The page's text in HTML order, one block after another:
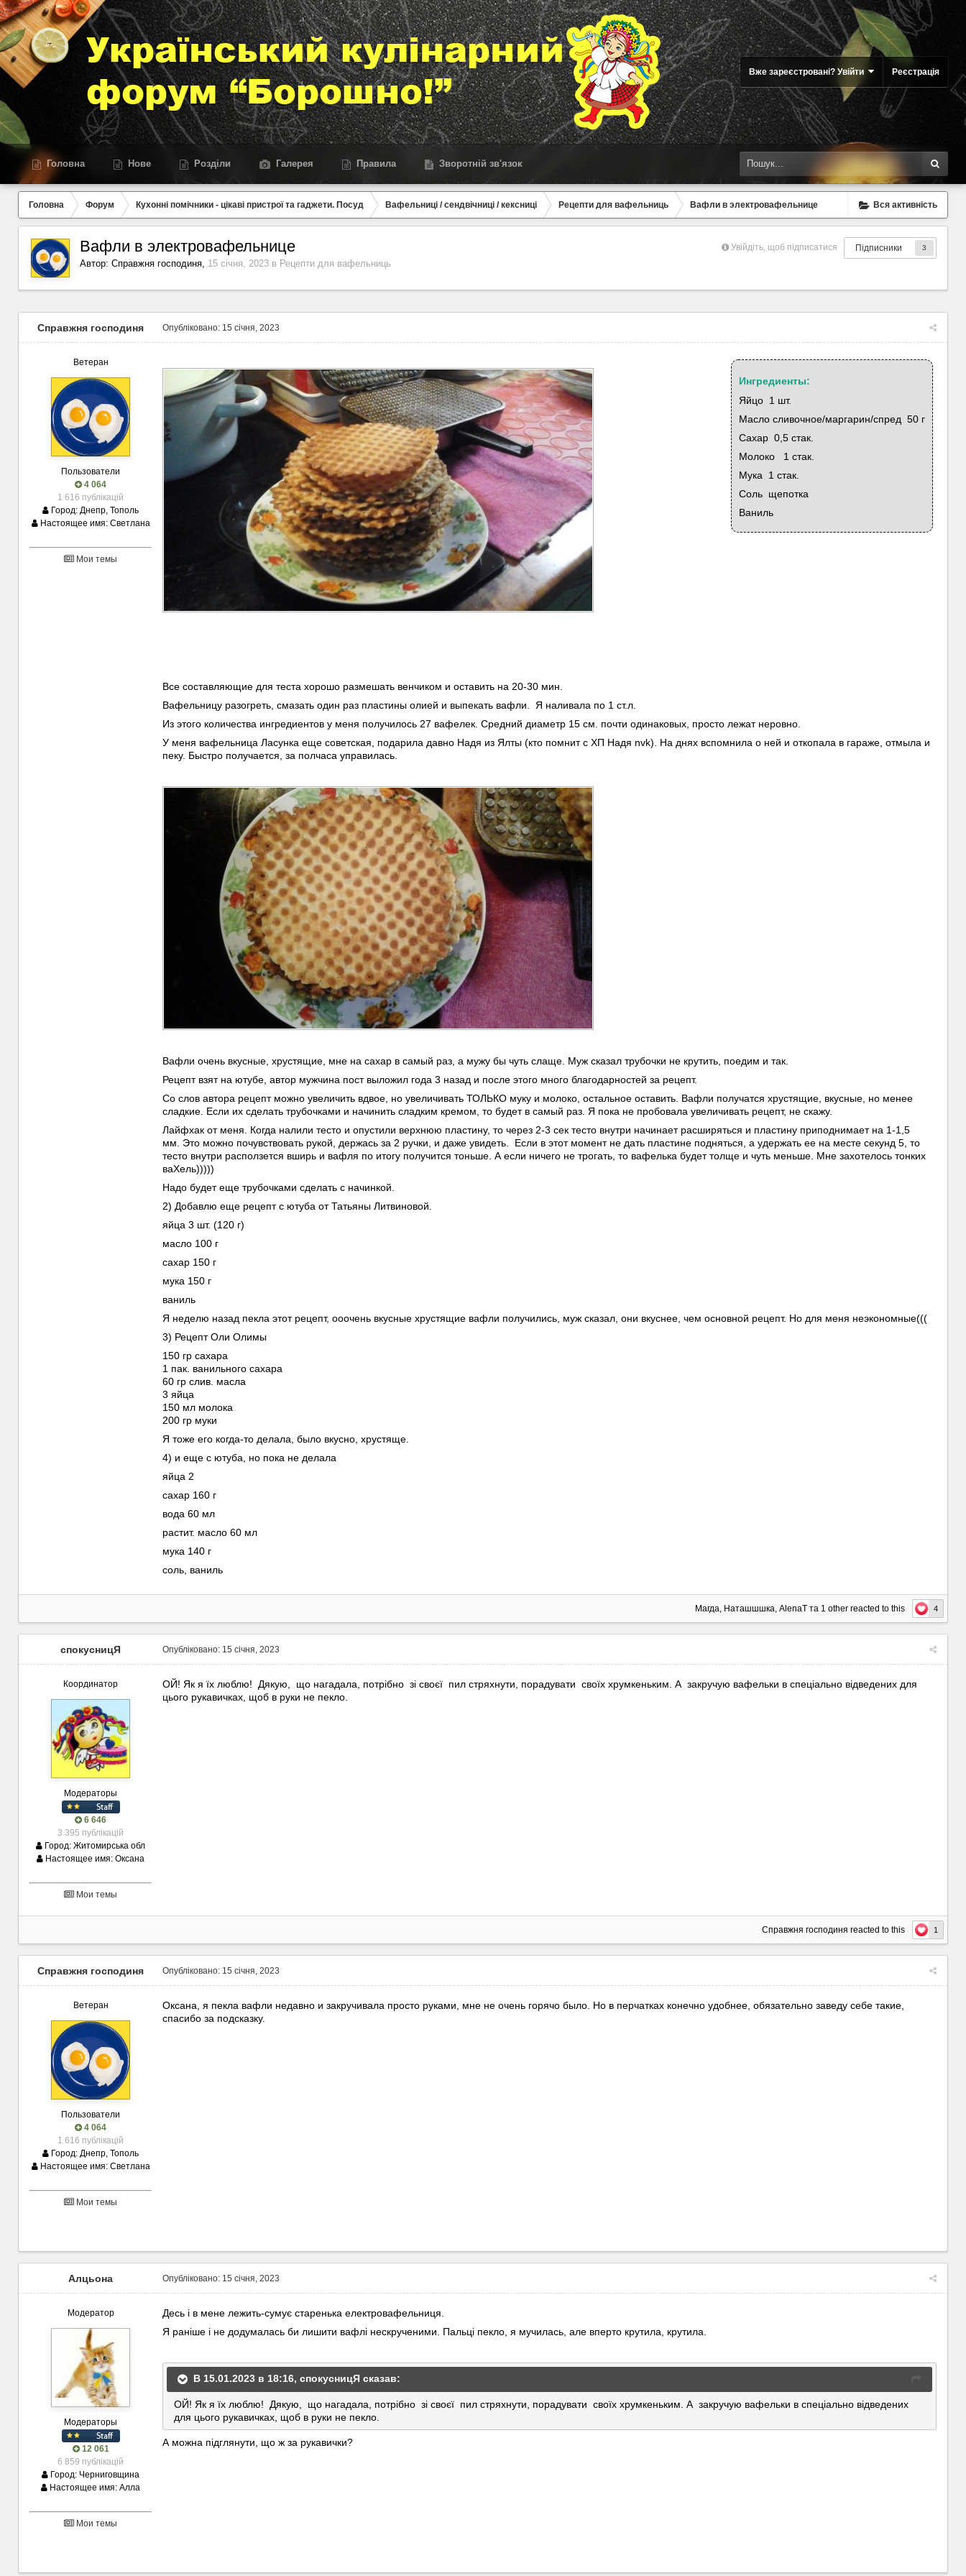
Вже зареєстровані? Увійти Реєстрація
Головна Нове Розділи Галерея Правила Зворотній зв'язок
Вся активність
Головна Форум Кухонні помічники - цікаві пристрої та гаджети. Посуд Вафельниці / сендвічниці / кексниці Рецепти для вафельниць Вафли в электровафельнице
Увійдіть, щоб підписатися Підписники 3
Вафли в электровафельнице
Автор: Справжня господиня, 15 січня, 2023 в Рецепти для вафельниць
Справжня господиня
Ветеран
Пользователи
4 064
1 616 публікацій
Город: Днепр, Тополь
Настоящее имя: Светлана
Мои темы
Опубліковано: 15 січня, 2023
Ингредиенты:
Яйцо 1 шт.
Масло сливочное/маргарин/спред 50 г
Сахар 0,5 стак.
Молоко 1 стак.
Мука 1 стак.
Соль щепотка
Ваниль
Все составляющие для теста хорошо размешать венчиком и оставить на 20-30 мин.
Вафельницу разогреть, смазать один раз пластины олией и выпекать вафли. Я наливала по 1 ст.л.
Из этого количества ингредиентов у меня получилось 27 вафелек. Средний диаметр 15 см. почти одинаковых, просто лежат неровно.
У меня вафельница Ласунка еще советская, подарила давно Надя из Ялты (кто помнит с ХП Надя nvk). На днях вспомнила о ней и откопала в гараже, отмыла и
пеку. Быстро получается, за полчаса управилась.
Вафли очень вкусные, хрустящие, мне на сахар в самый раз, а мужу бы чуть слаще. Муж сказал трубочки не крутить, поедим и так.
Рецепт взят на ютубе, автор мужчина пост выложил года 3 назад и после этого много благодарностей за рецепт.
Со слов автора рецепт можно увеличить вдвое, но увеличивать ТОЛЬКО муку и молоко, остальное оставить. Вафли получатся хрустящие, вкусные, но менее
сладкие. Если их сделать трубочками и начинить сладким кремом, то будет в самый раз. Я пока не пробовала увеличивать рецепт, не скажу.
Лайфхак от меня. Когда налили тесто и опустили верхнюю пластину, то через 2-3 сек тесто внутри начинает расширяться и пластину приподнимает на 1-1,5
мм. Это можно почувствовать рукой, держась за 2 ручки, и даже увидеть. Если в этот момент не дать пластине подняться, а удержать ее на месте секунд 5, то
тесто внутри расползется вширь и вафля по итогу получится тоньше. А если ничего не трогать, то вафелька будет толще и чуть меньше. Мне захотелось тонких
ваХель)))))
Надо будет еще трубочками сделать с начинкой.
2) Добавлю еще рецепт с ютуба от Татьяны Литвиновой.
яйца 3 шт. (120 г)
масло 100 г
сахар 150 г
мука 150 г
ваниль
Я неделю назад пекла этот рецепт, ооочень вкусные хрустящие вафли получились, муж сказал, они вкуснее, чем основной рецепт. Но для меня неэкономные(((
3) Рецепт Оли Олимы
150 гр сахара
1 пак. ванильного сахара
60 гр слив. масла
3 яйца
150 мл молока
200 гр муки
Я тоже его когда-то делала, было вкусно, хрустяще.
4) и еще с ютуба, но пока не делала
яйца 2
сахар 160 г
вода 60 мл
растит. масло 60 мл
мука 140 г
соль, ваниль
4
Магда, Наташшшка, AlenaT та 1 other reacted to this
спокусницЯ
Координатор
Модераторы
6 646
3 395 публікацій
Город: Житомирська обл
Настоящее имя: Оксана
Мои темы
Опубліковано: 15 січня, 2023
ОЙ! Як я їх люблю! Дякую, що нагадала, потрібно зі своєї пил стряхнути, порадувати своїх хрумкеньким. А закручую вафельки в спеціально відведених для
цього рукавичках, щоб в руки не пекло.
1
Справжня господиня reacted to this
Справжня господиня
Ветеран
Пользователи
4 064
1 616 публікацій
Город: Днепр, Тополь
Настоящее имя: Светлана
Мои темы
Опубліковано: 15 січня, 2023
Оксана, я пекла вафли недавно и закручивала просто руками, мне не очень горячо было. Но в перчатках конечно удобнее, обязательно заведу себе такие,
спасибо за подсказку.
Алцьона
Модератор
Модераторы
12 061
6 859 публікацій
Город: Черниговщина
Настоящее имя: Алла
Мои темы
Опубліковано: 15 січня, 2023
Десь і в мене лежить-сумує старенька електровафельниця.
Я раніше і не додумалась би лишити вафлі нескрученими. Пальці пекло, я мучилась, але вперто крутила, крутила.
В 15.01.2023 в 18:16, спокусницЯ сказав:
ОЙ! Як я їх люблю! Дякую, що нагадала, потрібно зі своєї пил стряхнути, порадувати своїх хрумкеньким. А закручую вафельки в спеціально відведених
для цього рукавичках, щоб в руки не пекло.
А можна підглянути, що ж за рукавички?